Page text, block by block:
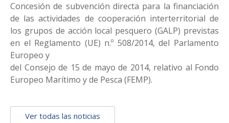
Concesión de subvención directa para la financiación
de las actividades de cooperación interterritorial de
los grupos de acción local pesquero (GALP) previstas
en el Reglamento (UE) n.º 508/2014, del Parlamento
Europeo y
del Consejo de 15 de mayo de 2014, relativo al Fondo
Europeo Marítimo y de Pesca (FEMP).
Ver todas las noticias